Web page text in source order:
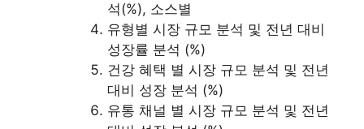
석(%), 소스별
유형별 시장 규모 분석 및 전년 대비
성장률 분석 (%)
건강 혜택 별 시장 규모 분석 및 전년
대비 성장 분석 (%)
유통 채널 별 시장 규모 분석 및 전년